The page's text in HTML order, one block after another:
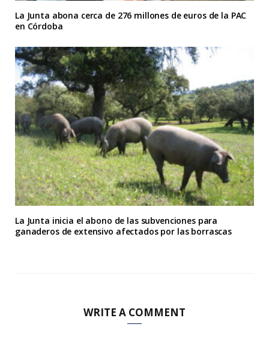
La Junta abona cerca de 276 millones de euros de la PAC
en Córdoba
La Junta inicia el abono de las subvenciones para
ganaderos de extensivo afectados por las borrascas
WRITE A COMMENT